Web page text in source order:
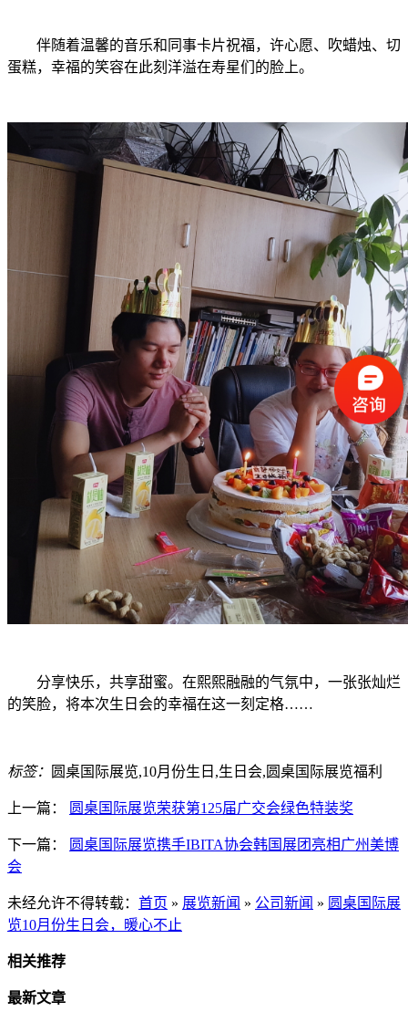
伴随着温馨的音乐和同事卡片祝福，许心愿、吹蜡烛、切
蛋糕，幸福的笑容在此刻洋溢在寿星们的脸上。
分享快乐，共享甜蜜。在熙熙融融的气氛中，一张张灿烂
的笑脸，将本次生日会的幸福在这一刻定格……
标签： 圆桌国际展览,10月份生日,生日会,圆桌国际展览福利
上一篇： 圆桌国际展览荣获第125届广交会绿色特装奖
下一篇：
圆桌国际展览携手IBITA协会韩国展团亮相广州美博
会
未经允许不得转载： 首页 » 展览新闻 » 公司新闻 » 圆桌国际展
览10月份生日会，暖心不止
相关推荐
最新文章